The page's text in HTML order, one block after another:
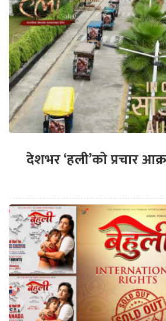
देशभर ‘हली’को प्रचार